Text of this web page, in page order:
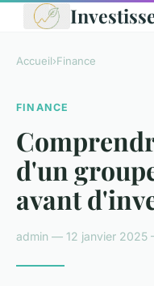
Accueil›Finance
FINANCE
d'un
avant
admin — 12 janvier 2025